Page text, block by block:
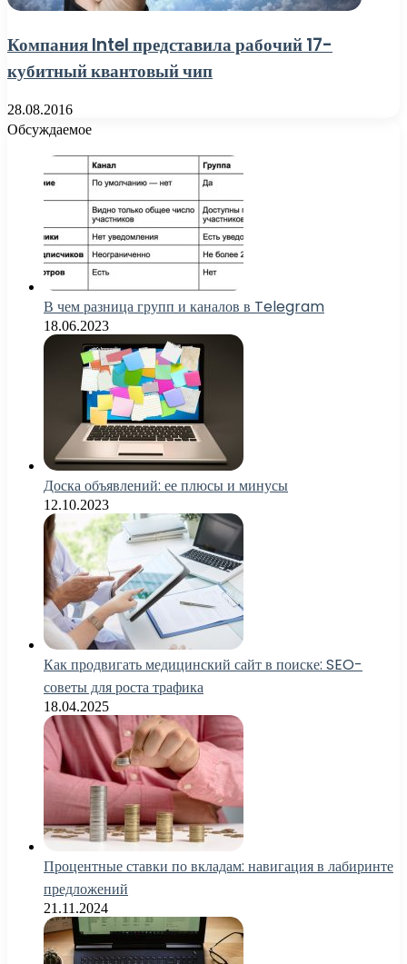
Компания Intel представила рабочий 17-
кубитный квантовый чип
28.08.2016
Обсуждаемое
В чем разница групп и каналов в Telegram
18.06.2023
Доска объявлений: ее плюсы и минусы
12.10.2023
Как продвигать медицинский сайт в поиске: SEO-
советы для роста трафика
18.04.2025
Процентные ставки по вкладам: навигация в лабиринте
предложений
21.11.2024